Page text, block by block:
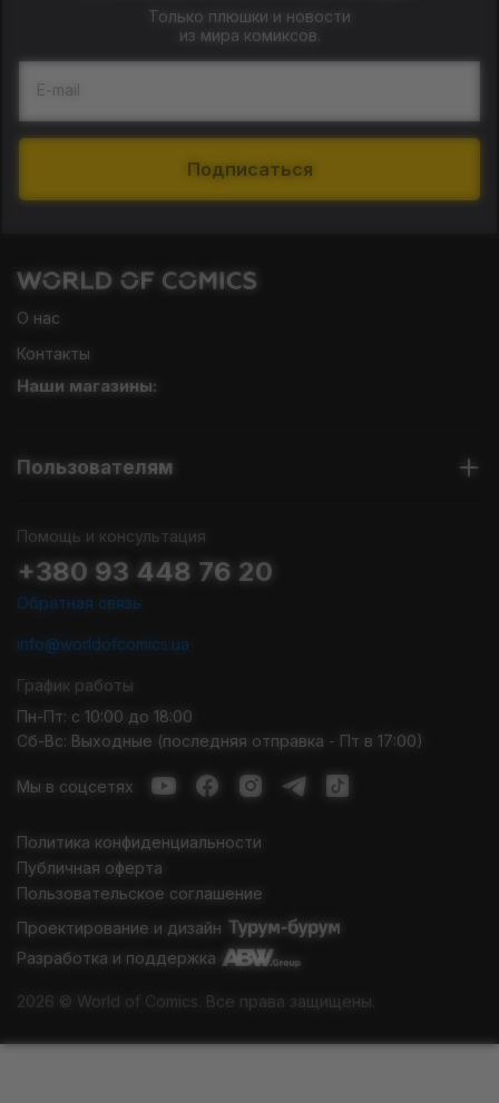
Только плюшки и новости
из мира комиксов.
E-mail
Подписаться
О нас
Контакты
Наши магазины:
Пользователям
Помощь и консультация
+380 93 448 76 20
Обратная связь
info@worldofcomics.ua
График работы
Пн-Пт: с 10:00 до 18:00
Сб-Вс: Выходные (последняя отправка - Пт в 17:00)
Мы в соцсетях
Политика конфиденциальности
Публичная оферта
Пользовательское соглашение
Проектирование и дизайн
Разработка и поддержка
2026 © World of Comics. Все права защищены.